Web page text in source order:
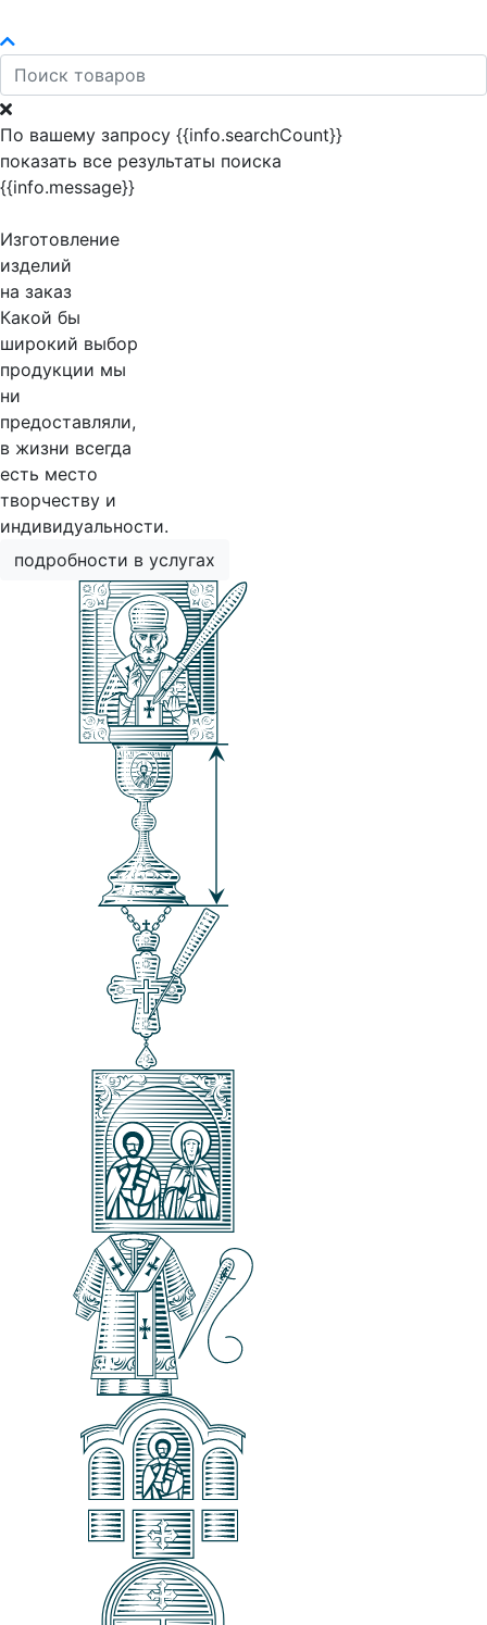
По вашему запросу {{info.searchCount}}
показать все результаты поиска
{{info.message}}
Изготовление
изделий
на заказ
Какой бы
широкий выбор
продукции мы
ни
предоставляли,
в жизни всегда
есть место
творчеству и
индивидуальности.
подробности в услугах